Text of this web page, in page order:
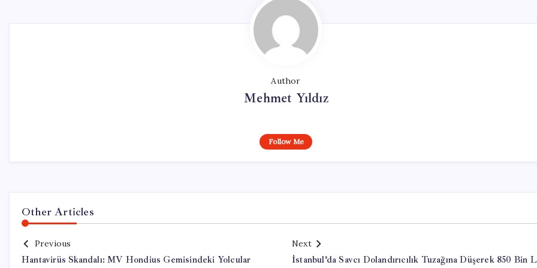
Author
Mehmet Yıldız
Follow Me
Other Articles
Previous
Hantavirüs Skandalı: MV Hondius Gemisindeki Yolcular
Next
İstanbul’da Savcı Dolandırıcılık Tuzağına Düşerek 850 Bin